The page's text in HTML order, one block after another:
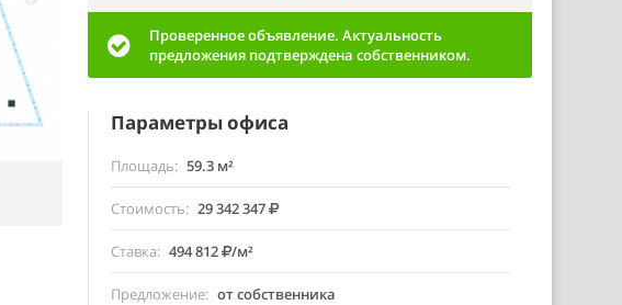
Проверенное объявление. Актуальность
предложения подтверждена собственником.
Параметры офиса
Площадь 59.3 м²
Стоимость 29 342 347
Ставка 494 812 /м²
Предложение от собственника